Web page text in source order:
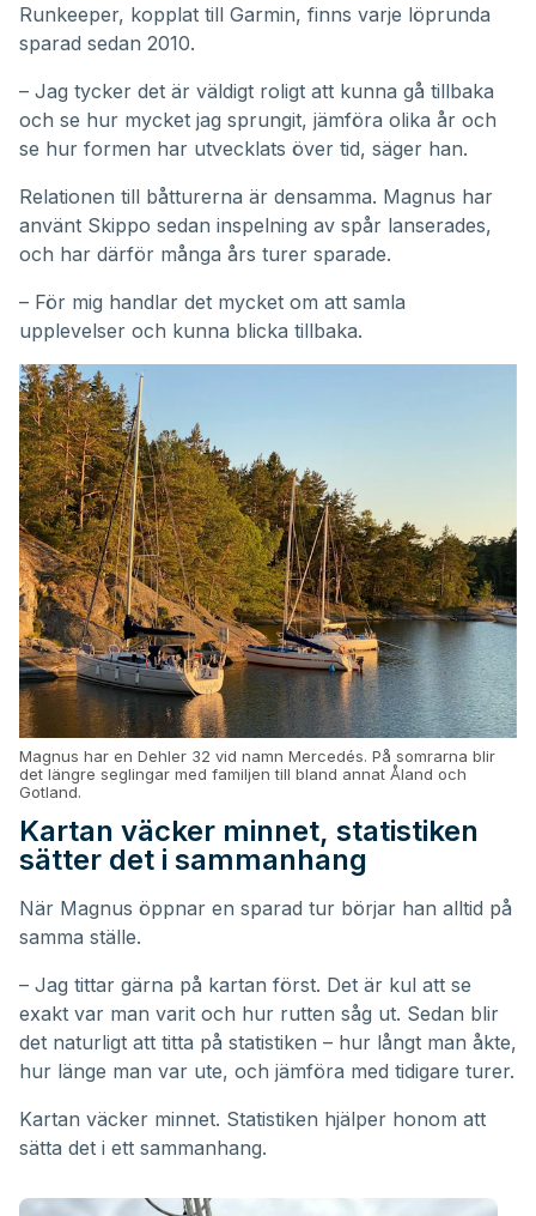
Runkeeper, kopplat till Garmin, finns varje löprunda
sparad sedan 2010.
– Jag tycker det är väldigt roligt att kunna gå tillbaka
och se hur mycket jag sprungit, jämföra olika år och
se hur formen har utvecklats över tid, säger han.
Relationen till båtturerna är densamma. Magnus har
använt Skippo sedan inspelning av spår lanserades,
och har därför många års turer sparade.
– För mig handlar det mycket om att samla
upplevelser och kunna blicka tillbaka.
Magnus har en Dehler 32 vid namn Mercedés. På somrarna blir
det längre seglingar med familjen till bland annat Åland och
Gotland.
Kartan väcker minnet, statistiken
sätter det i sammanhang
När Magnus öppnar en sparad tur börjar han alltid på
samma ställe.
– Jag tittar gärna på kartan först. Det är kul att se
exakt var man varit och hur rutten såg ut. Sedan blir
det naturligt att titta på statistiken – hur långt man åkte,
hur länge man var ute, och jämföra med tidigare turer.
Kartan väcker minnet. Statistiken hjälper honom att
sätta det i ett sammanhang.